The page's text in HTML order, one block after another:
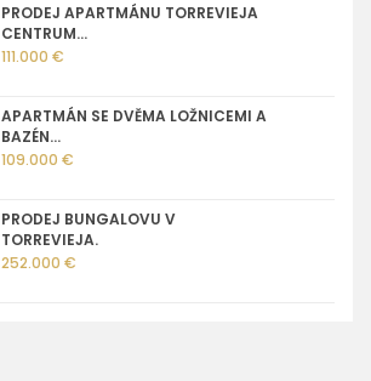
PRODEJ APARTMÁNU TORREVIEJA
CENTRUM...
111.000 €
APARTMÁN SE DVĚMA LOŽNICEMI A
BAZÉN...
109.000 €
PRODEJ BUNGALOVU V
TORREVIEJA.
252.000 €